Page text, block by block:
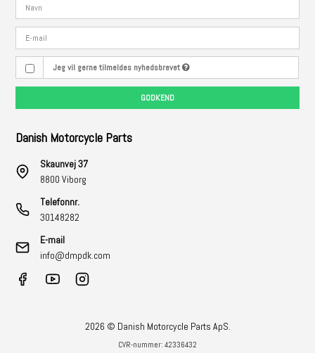
Jeg vil gerne tilmeldes nyhedsbrevet
GODKEND
Danish Motorcycle Parts
Skaunvej 37
8800 Viborg
Telefonnr.
30148282
E-mail
info@dmpdk.com
2026 © Danish Motorcycle Parts ApS.
CVR-nummer: 42336432